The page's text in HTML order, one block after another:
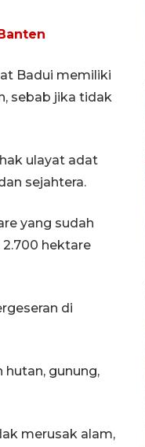
Badui memiliki
sebab jika tidak
ulayat adat
sejahtera.
yang sudah
hektare
di
hutan, gunung,
merusak alam,